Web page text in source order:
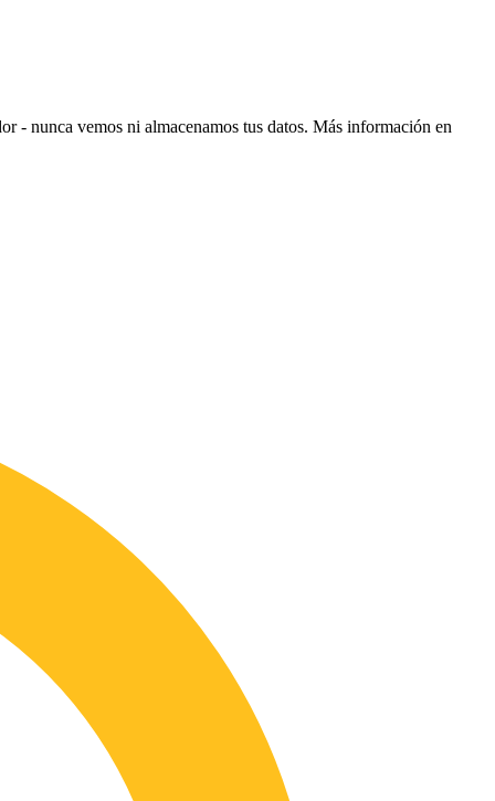
- nunca vemos ni almacenamos tus datos. Más información en